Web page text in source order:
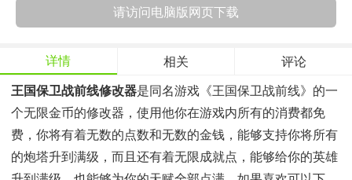
请访问电脑版网页下载
详情 相关 评论
王国保卫战前线修改器是同名游戏《王国保卫战前线》的一
个无限金币的修改器，使用他你在游戏内所有的消费都免
费，你将有着无数的点数和无数的金钱，能够支持你将所有
的炮塔升到满级，而且还有着无限成就点，能够给你的英雄